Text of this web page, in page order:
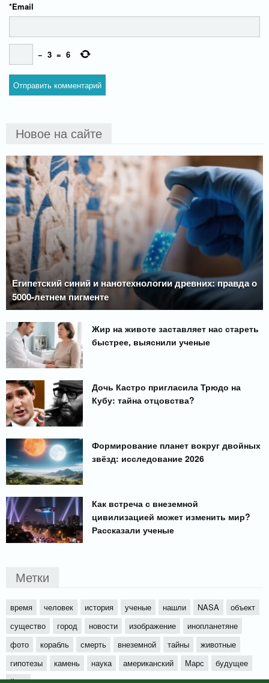
Email
*
− 3 = 6
Новое на сайте
Египетский синий и нанотехнологии древних: правда о
5000-летнем пигменте
Жир на животе заставляет нас стареть
быстрее, выяснили ученые
Дочь Кастро пригласила Трюдо на
Кубу: тайна отцовства?
Формирование планет вокруг двойных
звёзд: исследование 2026
Как встреча с внеземной
цивилизацией может изменить мир?
Рассказали ученые
Метки
время человек история ученые нашли NASA
объект
существо
город новости изображение
инопланетяне
фото
корабль смерть внеземной тайны
животные
гипотезы
камень наука американский Марс
будущее